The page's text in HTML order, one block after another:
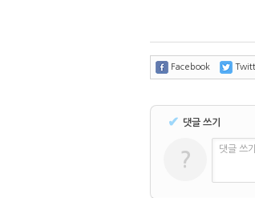
Facebook
✔ 댓글 쓰기
? 댓글 쓰